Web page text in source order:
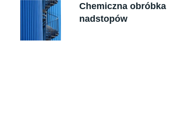
Chemiczna obróbka
nadstopów